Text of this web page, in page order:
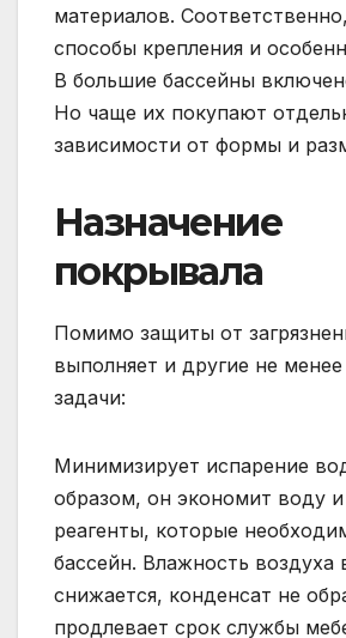
материалов.
способы крепления и
В большие бассейны
Но чаще их покупают
зависимости от формы и
Назначение
покрывала
Помимо защиты от
выполняет и другие не
задачи:
Минимизирует испарение
образом, он экономит воду
реагенты, которые
бассейн. Влажность
снижается, конденсат не
продлевает срок службы